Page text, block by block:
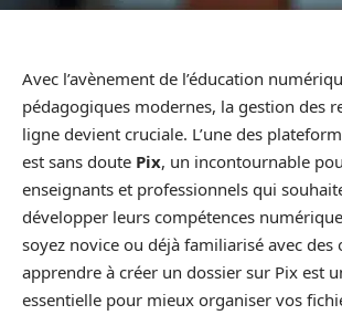
Avec l’avènement de l’éducation
pédagogiques modernes, la gestion des
ligne devient cruciale. L’une des
est sans doute Pix, un incontournable
enseignants et professionnels qui
développer leurs compétences
soyez novice ou déjà familiarisé avec des
apprendre à créer un dossier sur Pix est
essentielle pour mieux organiser vos